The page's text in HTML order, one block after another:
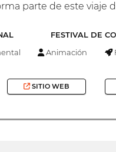
parte de este viaje
FESTIVAL DE
Animación
SITIO WEB